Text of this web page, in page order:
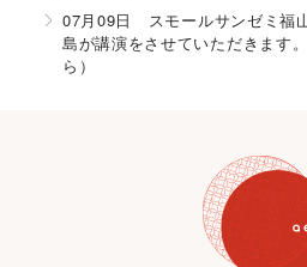
07月09日 スモールサンゼミ福
島が講演をさせていただきます
ら）